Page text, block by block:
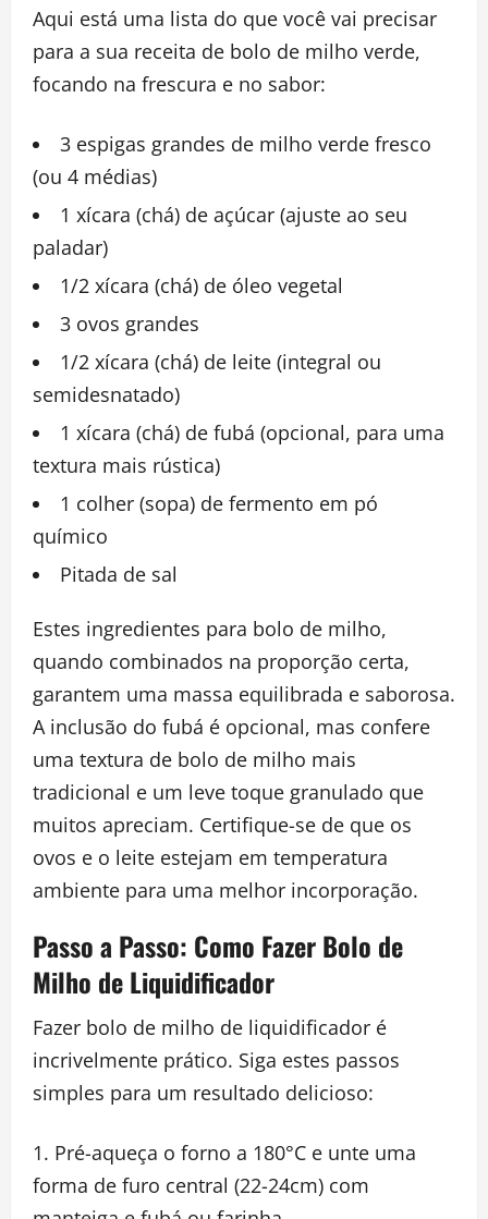
Aqui está uma lista do que você vai precisar
para a sua receita de bolo de milho verde,
focando na frescura e no sabor:
3 espigas grandes de milho verde fresco
(ou 4 médias)
1 xícara (chá) de açúcar (ajuste ao seu
paladar)
1/2 xícara (chá) de óleo vegetal
3 ovos grandes
1/2 xícara (chá) de leite (integral ou
semidesnatado)
1 xícara (chá) de fubá (opcional, para uma
textura mais rústica)
1 colher (sopa) de fermento em pó
químico
Pitada de sal
Estes ingredientes para bolo de milho,
quando combinados na proporção certa,
garantem uma massa equilibrada e saborosa.
A inclusão do fubá é opcional, mas confere
uma textura de bolo de milho mais
tradicional e um leve toque granulado que
muitos apreciam. Certifique-se de que os
ovos e o leite estejam em temperatura
ambiente para uma melhor incorporação.
Passo a Passo: Como Fazer Bolo de
Milho de Liquidificador
Fazer bolo de milho de liquidificador é
incrivelmente prático. Siga estes passos
simples para um resultado delicioso:
Pré-aqueça o forno a 180°C e unte uma
forma de furo central (22-24cm) com